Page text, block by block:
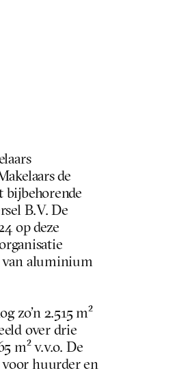
de
bijbehorende
B.V. De
op deze
van aluminium
zo’n 2.515 m²
over drie
m² v.v.o. De
huurder en